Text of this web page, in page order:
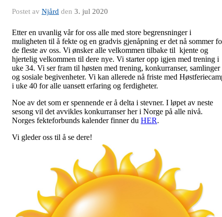
Postet av Njård den 3. jul 2020
Etter en uvanlig vår for oss alle med store begrensninger i
muligheten til å fekte og en gradvis gjenåpning er det nå sommer
de fleste av oss. Vi ønsker alle velkommen tilbake til kjente og
hjertelig velkommen til dere nye. Vi starter opp igjen med trening i
uke 34. Vi ser fram til høsten med trening, konkurranser, samlinger
og sosiale begivenheter. Vi kan allerede nå friste med
i uke 40 for alle uansett erfaring og ferdigheter.
Noe av det som er spennende er å delta i stevner. I løpet av neste
sesong vil det avvikles konkurranser her i Norge på alle nivå.
Norges fekteforbunds kalender finner du HER.
Vi gleder oss til å se dere!